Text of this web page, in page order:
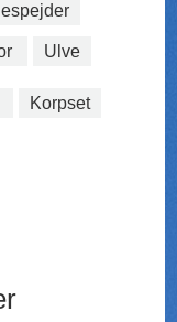
Ulve
Korpset